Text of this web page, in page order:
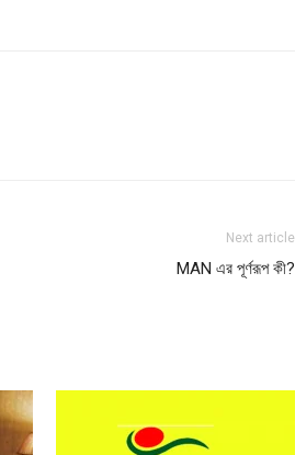
Next article
MAN এর পূর্ণরূপ কী?